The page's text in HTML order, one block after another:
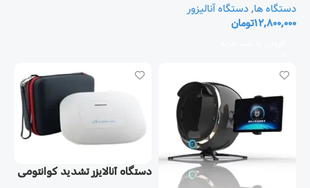
دستگاه ها,دستگاه آنالیزور
12,800,000تومان
دستگاه آنالایزر تشدید کوانتومی